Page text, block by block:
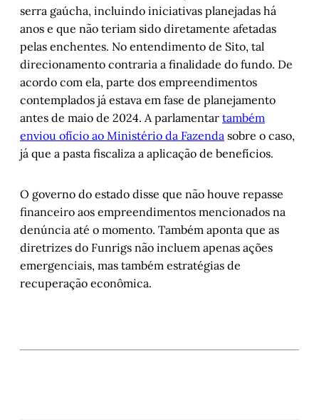
serra gaúcha, incluindo iniciativas planejadas há
anos e que não teriam sido diretamente afetadas
pelas enchentes. No entendimento de Sito, tal
direcionamento contraria a finalidade do fundo. De
acordo com ela, parte dos empreendimentos
contemplados já estava em fase de planejamento
antes de maio de 2024. A parlamentar também
enviou ofício ao Ministério da Fazenda sobre o caso,
já que a pasta fiscaliza a aplicação de benefícios.
O governo do estado disse que não houve repasse
financeiro aos empreendimentos mencionados na
denúncia até o momento. Também aponta que as
diretrizes do Funrigs não incluem apenas ações
emergenciais, mas também estratégias de
recuperação econômica.